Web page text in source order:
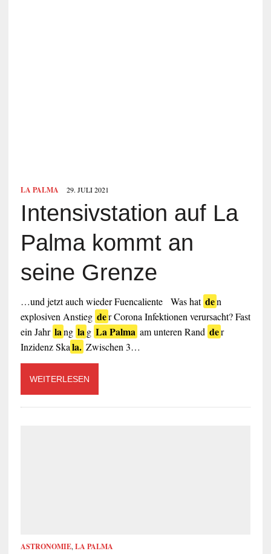
LA PALMA 29. JULI 2021
Intensivstation auf La
Palma kommt an
seine Grenze
…und jetzt auch wieder Fuencaliente Was hat den
explosiven Anstieg der Corona Infektionen verursacht? Fast
ein Jahr lang la g La Palma am unteren Rand der
Inzidenz Skala. Zwischen 3…
WEITERLESEN
ASTRONOMIE, LA PALMA